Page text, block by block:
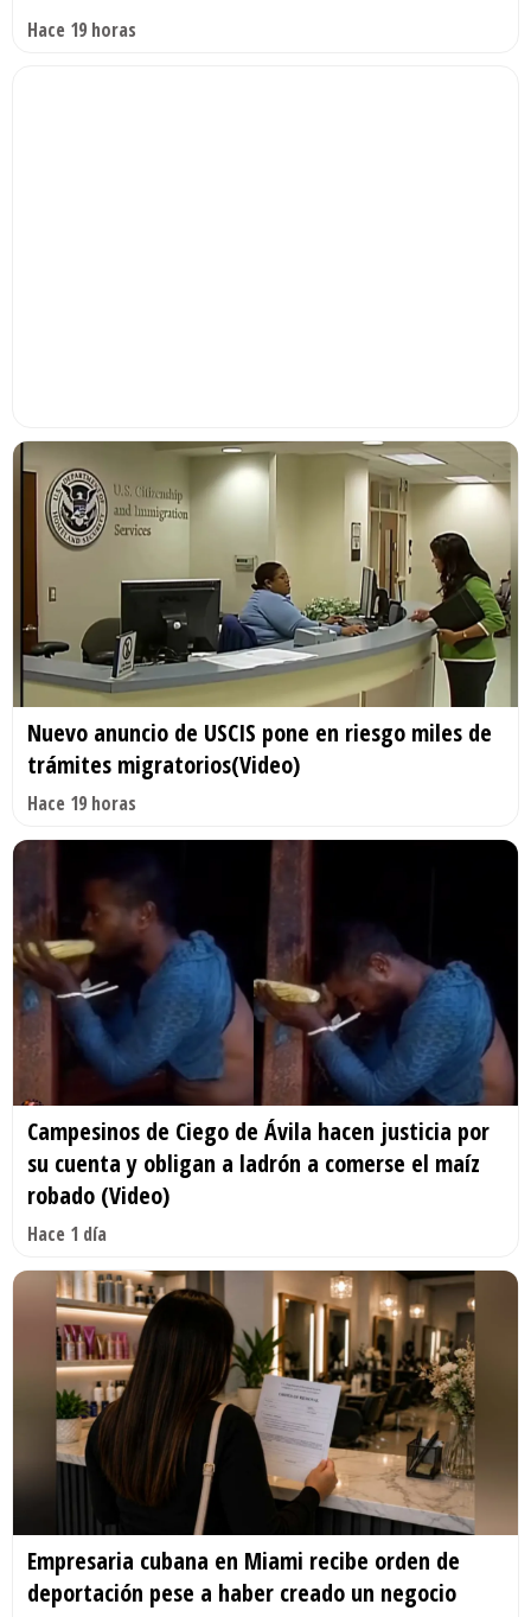
Hace 19 horas
Nuevo anuncio de USCIS pone en riesgo miles de
trámites migratorios(Video)
Hace 19 horas
Campesinos de Ciego de Ávila hacen justicia por
su cuenta y obligan a ladrón a comerse el maíz
robado (Video)
Hace 1 día
Empresaria cubana en Miami recibe orden de
deportación pese a haber creado un negocio